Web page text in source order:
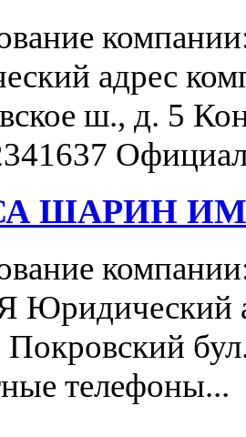
адрес
ш., д. 5
ШАРИН
телефоны...